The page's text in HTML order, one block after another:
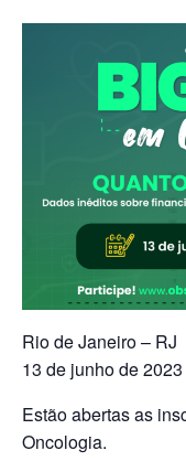
Rio de Janeiro – RJ
13 de junho de 2023
Estão abertas as
Oncologia.